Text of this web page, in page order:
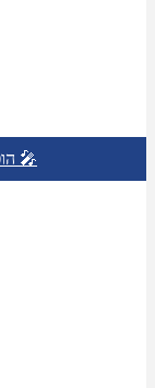
הופעות חיות בחו"ל 🎤